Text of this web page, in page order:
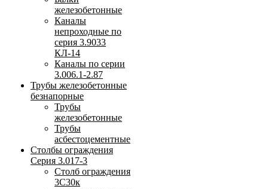
железобетонные
Каналы
непроходные по
серия 3.9033
КЛ-14
Каналы по серии
3.006.1-2.87
Трубы железобетонные
безнапорные
Трубы
железобетонные
Трубы
асбестоцементные
Столбы ограждения
Серия 3.017-3
Столб ограждения
3С30к